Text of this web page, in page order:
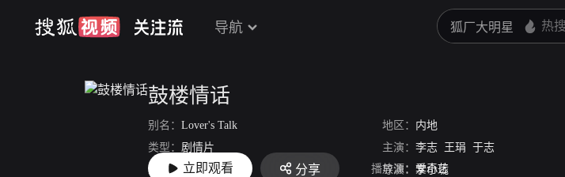
导航
鼓楼情话
别名： Lover's Talk 地区： 内地
类型： 剧情片 主演： 李志 王琄 于志
上映： 1987 导演： 李小珑
立即观看 分享 播放源： 爱奇艺